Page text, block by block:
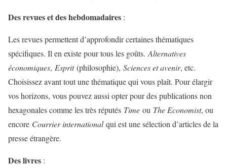
Des revues et des hebdomadaires :
Les revues permettent d’approfondir certaines thématiques
spécifiques. Il en existe pour tous les goûts. Alternatives
économiques, Esprit(philosophie), Sciences et avenir, etc.
Choisissez avant tout une thématique qui vous plaît. Pour élargir
vos horizons, vous pouvez aussi opter pour des publications non
hexagonales comme les très réputés Time ou The Economist, ou
encore Courrier internationalqui est une sélection d’articles de la
presse étrangère.
Des livres :